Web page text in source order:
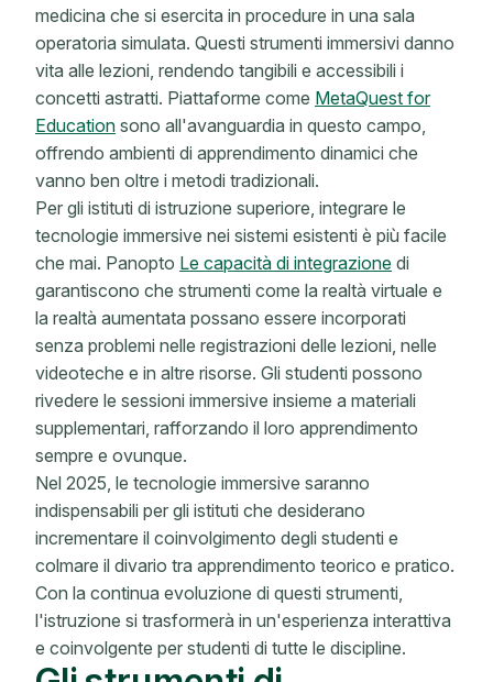
medicina che si esercita in procedure in una sala
operatoria simulata. Questi strumenti immersivi danno
vita alle lezioni, rendendo tangibili e accessibili i
concetti astratti. Piattaforme come MetaQuest for
Education sono all'avanguardia in questo campo,
offrendo ambienti di apprendimento dinamici che
vanno ben oltre i metodi tradizionali.
Per gli istituti di istruzione superiore, integrare le
tecnologie immersive nei sistemi esistenti è più facile
che mai. Panopto Le capacità di integrazione di
garantiscono che strumenti come la realtà virtuale e
la realtà aumentata possano essere incorporati
senza problemi nelle registrazioni delle lezioni, nelle
videoteche e in altre risorse. Gli studenti possono
rivedere le sessioni immersive insieme a materiali
supplementari, rafforzando il loro apprendimento
sempre e ovunque.
Nel 2025, le tecnologie immersive saranno
indispensabili per gli istituti che desiderano
incrementare il coinvolgimento degli studenti e
colmare il divario tra apprendimento teorico e pratico.
Con la continua evoluzione di questi strumenti,
l'istruzione si trasformerà in un'esperienza interattiva
e coinvolgente per studenti di tutte le discipline.